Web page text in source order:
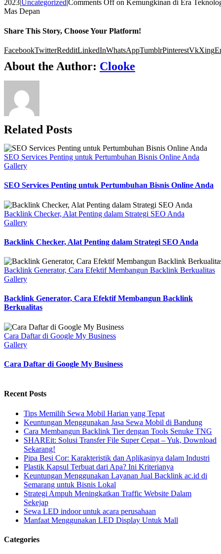
2023 UncategorizedComments Offon Kemungkinan di Era
Mas Depan
Share This Story, Choose Your Platform!
FacebookTwitterRedditLinkedInWhatsAppTumblrPinterestVkXing
About the Author: Clooke
Related Posts
SEO Services Penting untuk Pertumbuhan Bisnis Online Anda
Gallery
SEO Services Penting untuk Pertumbuhan Bisnis Online Anda
Backlink Checker, Alat Penting dalam Strategi SEO Anda
Gallery
Backlink Checker, Alat Penting dalam Strategi SEO Anda
Backlink Generator, Cara Efektif Membangun Backlink Berkualitas
Gallery
Backlink Generator, Cara Efektif Membangun Backlink
Berkualitas
Cara Daftar di Google My Business
Gallery
Cara Daftar di Google My Business
Recent Posts
Tips Memilih Sewa Mobil Harian yang Tepat
Keuntungan Menggunakan Jasa Sewa Mobil di Bandung
Cara Membangun Backlink Tier dengan Tools Senuke TNG
SHAREit: Solusi Transfer File Super Cepat – Yuk, Download
Sekarang!
Pipa Besi Cor: Karakteristik dan Aplikasinya dalam Industri
Plastik Kapsul Terbuat dari Apa? Ini Kriterianya
Keuntungan Menggunakan Layanan Jual Backlink ac.id di
Semarang untuk Bisnis Lokal
Strategi Ampuh Meningkatkan Traffic Website Dalam
Sekejap
Sewa LED indoor untuk acara perusahaan
Manfaat Menggunakan LED Display Untuk Mall
Categories